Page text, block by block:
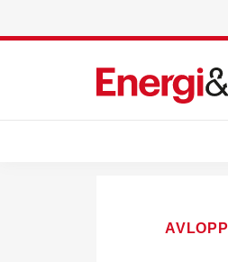
AVLOPP